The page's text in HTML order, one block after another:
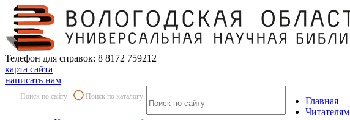
Телефон для справок: 8 8172 759212
карта сайта
написать нам
Поиск по сайту Поиск по каталогу
Главная
Читателям